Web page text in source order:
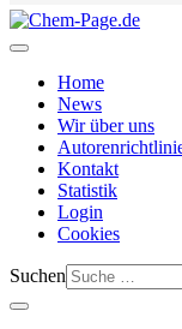
Home
News
Wir über uns
Kontakt
Statistik
Login
Cookies
Suchen